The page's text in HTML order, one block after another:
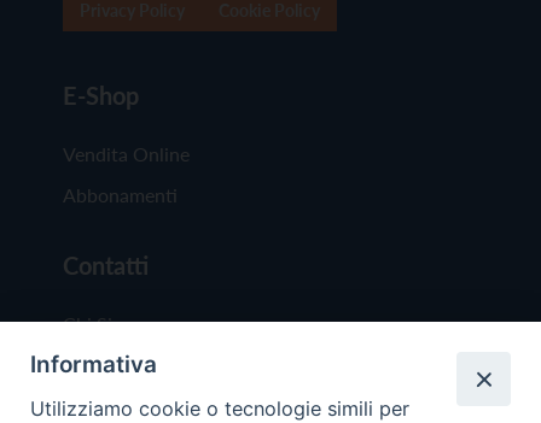
E-Shop
Vendita Online
Abbonamenti
Contatti
Chi Siamo
Redazione
Scrivici
Informativa
Utilizziamo cookie o tecnologie simili per